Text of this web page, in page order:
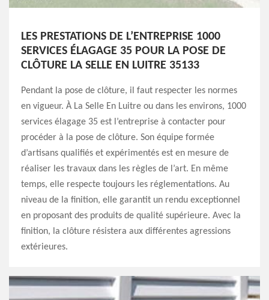
LES PRESTATIONS DE L’ENTREPRISE 1000
SERVICES ÉLAGAGE 35 POUR LA POSE DE
CLÔTURE LA SELLE EN LUITRE 35133
Pendant la pose de clôture, il faut respecter les normes
en vigueur. À La Selle En Luitre ou dans les environs, 1000
services élagage 35 est l’entreprise à contacter pour
procéder à la pose de clôture. Son équipe formée
d’artisans qualifiés et expérimentés est en mesure de
réaliser les travaux dans les règles de l’art. En même
temps, elle respecte toujours les réglementations. Au
niveau de la finition, elle garantit un rendu exceptionnel
en proposant des produits de qualité supérieure. Avec la
finition, la clôture résistera aux différentes agressions
extérieures.